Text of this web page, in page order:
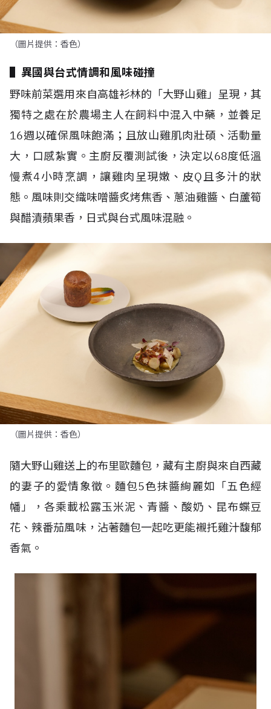
（圖片提供：香色）
▌異國與台式情調和風味碰撞
野味前菜選用來自高雄衫林的「大野山雞」呈現，其
獨特之處在於農場主人在飼料中混入中藥，並養足
16週以確保風味飽滿；且放山雞肌肉壯碩、活動量
大，口感紮實。主廚反覆測試後，決定以68度低溫
慢煮4小時烹調，讓雞肉呈現嫩、皮Q且多汁的狀
態。風味則交織味噌醬炙烤焦香、蔥油雞醬、白蘆筍
與醋漬蘋果香，日式與台式風味混融。
（圖片提供：香色）
隨大野山雞送上的布里歐麵包，藏有主廚與來自西藏
的妻子的愛情象徵。麵包5色抹醬絢麗如「五色經
幡」，各乘載松露玉米泥、青醬、酸奶、昆布蝶豆
花、辣番茄風味，沾著麵包一起吃更能襯托雞汁馥郁
香氣。